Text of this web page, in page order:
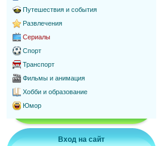
Путешествия и события
Развлечения
Сериалы
Спорт
Транспорт
Фильмы и анимация
Хобби и образование
Юмор
Вход на сайт